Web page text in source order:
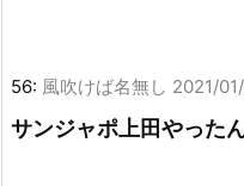
56: 風吹けば名無し 2021/
サンジャポ上田やった